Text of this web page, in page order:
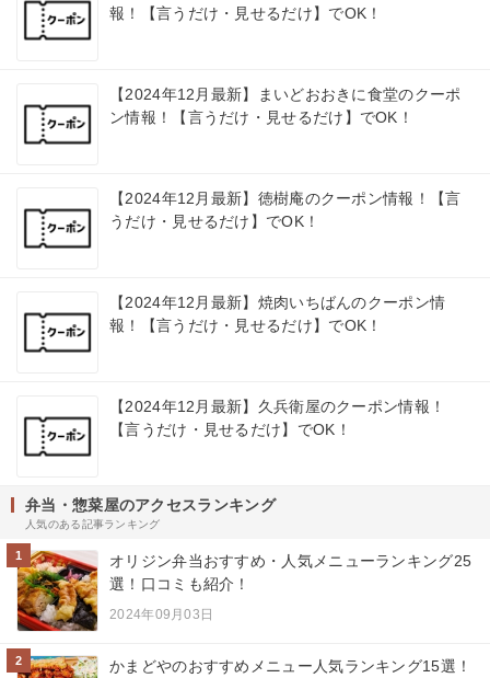
報！【言うだけ・見せるだけ】でOK！
【2024年12月最新】まいどおおきに食堂のクーポ
ン情報！【言うだけ・見せるだけ】でOK！
【2024年12月最新】徳樹庵のクーポン情報！【言
うだけ・見せるだけ】でOK！
【2024年12月最新】焼肉いちばんのクーポン情
報！【言うだけ・見せるだけ】でOK！
【2024年12月最新】久兵衛屋のクーポン情報！
【言うだけ・見せるだけ】でOK！
弁当・惣菜屋のアクセスランキング
人気のある記事ランキング
1
オリジン弁当おすすめ・人気メニューランキング25
選！口コミも紹介！
2024年09月03日
2
かまどやのおすすめメニュー人気ランキング15選！